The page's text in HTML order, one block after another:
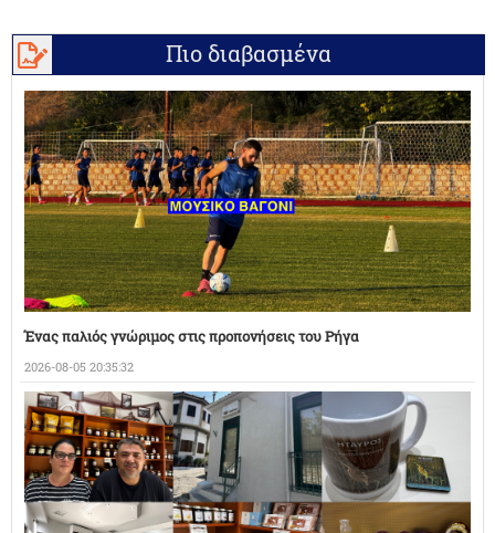
Πιο διαβασμένα
Ένας παλιός γνώριμος στις προπονήσεις του Ρήγα
2026-08-05 20:35:32